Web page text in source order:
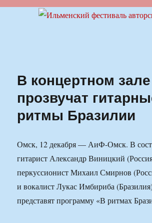
Ильменский фестиваль
В концертном зале
прозвучат
ритмы Бразилии
Омск, 12 декабря — АиФ-Омск. В
гитарист Александр Виницкий
перкуссионист Михаил Смирнов
и вокалист Лукас Имбириба
представят программу «В ритмах